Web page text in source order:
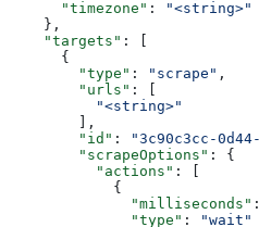
      "timezone"
:
"<string>"
    },
    "targets"
: [
      {
        "type"
: "scrape" ,
        "urls"
: [
          "<string>"
        ],
        "id"
: "3c90c3cc-
        "scrapeOptions"
: {
          "actions"
: [
            {
              "milliseconds"
              "type"
:
"wait"